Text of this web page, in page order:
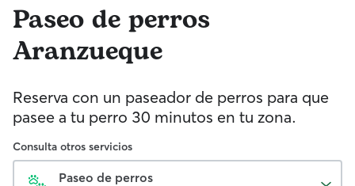
Paseo de perros
Aranzueque
Reserva con un paseador de perros para que
pasee a tu perro 30 minutos en tu zona.
Consulta otros servicios
Paseo de perros